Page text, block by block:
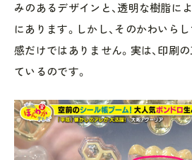
みのあるデザインと、透明な樹脂に
にあります。しかし、そのかわいら
感だけではありません。実は、印刷の
ているのです。